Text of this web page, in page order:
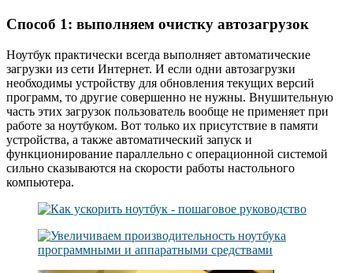
Способ 1: выполняем очистку автозагрузок
Ноутбук практически всегда выполняет автоматические
загрузки из сети Интернет. И если одни автозагрузки
необходимы устройству для обновления текущих версий
программ, то другие совершенно не нужны. Внушительную
часть этих загрузок пользователь вообще не применяет при
работе за ноутбуком. Вот только их присутствие в памяти
устройства, а также автоматический запуск и
функционирование параллельно с операционной системой
сильно сказываются на скорости работы настольного
компьютера.